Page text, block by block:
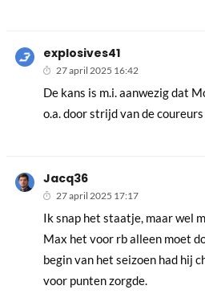
explosives41
27 april 2025 16:42
De kans is m.i. aanwezig dat
o.a. door strijd van de
Jacq36
27 april 2025 17:17
Ik snap het staatje, maar wel
Max het voor rb alleen moet
begin van het seizoen had hij
voor punten zorgde.